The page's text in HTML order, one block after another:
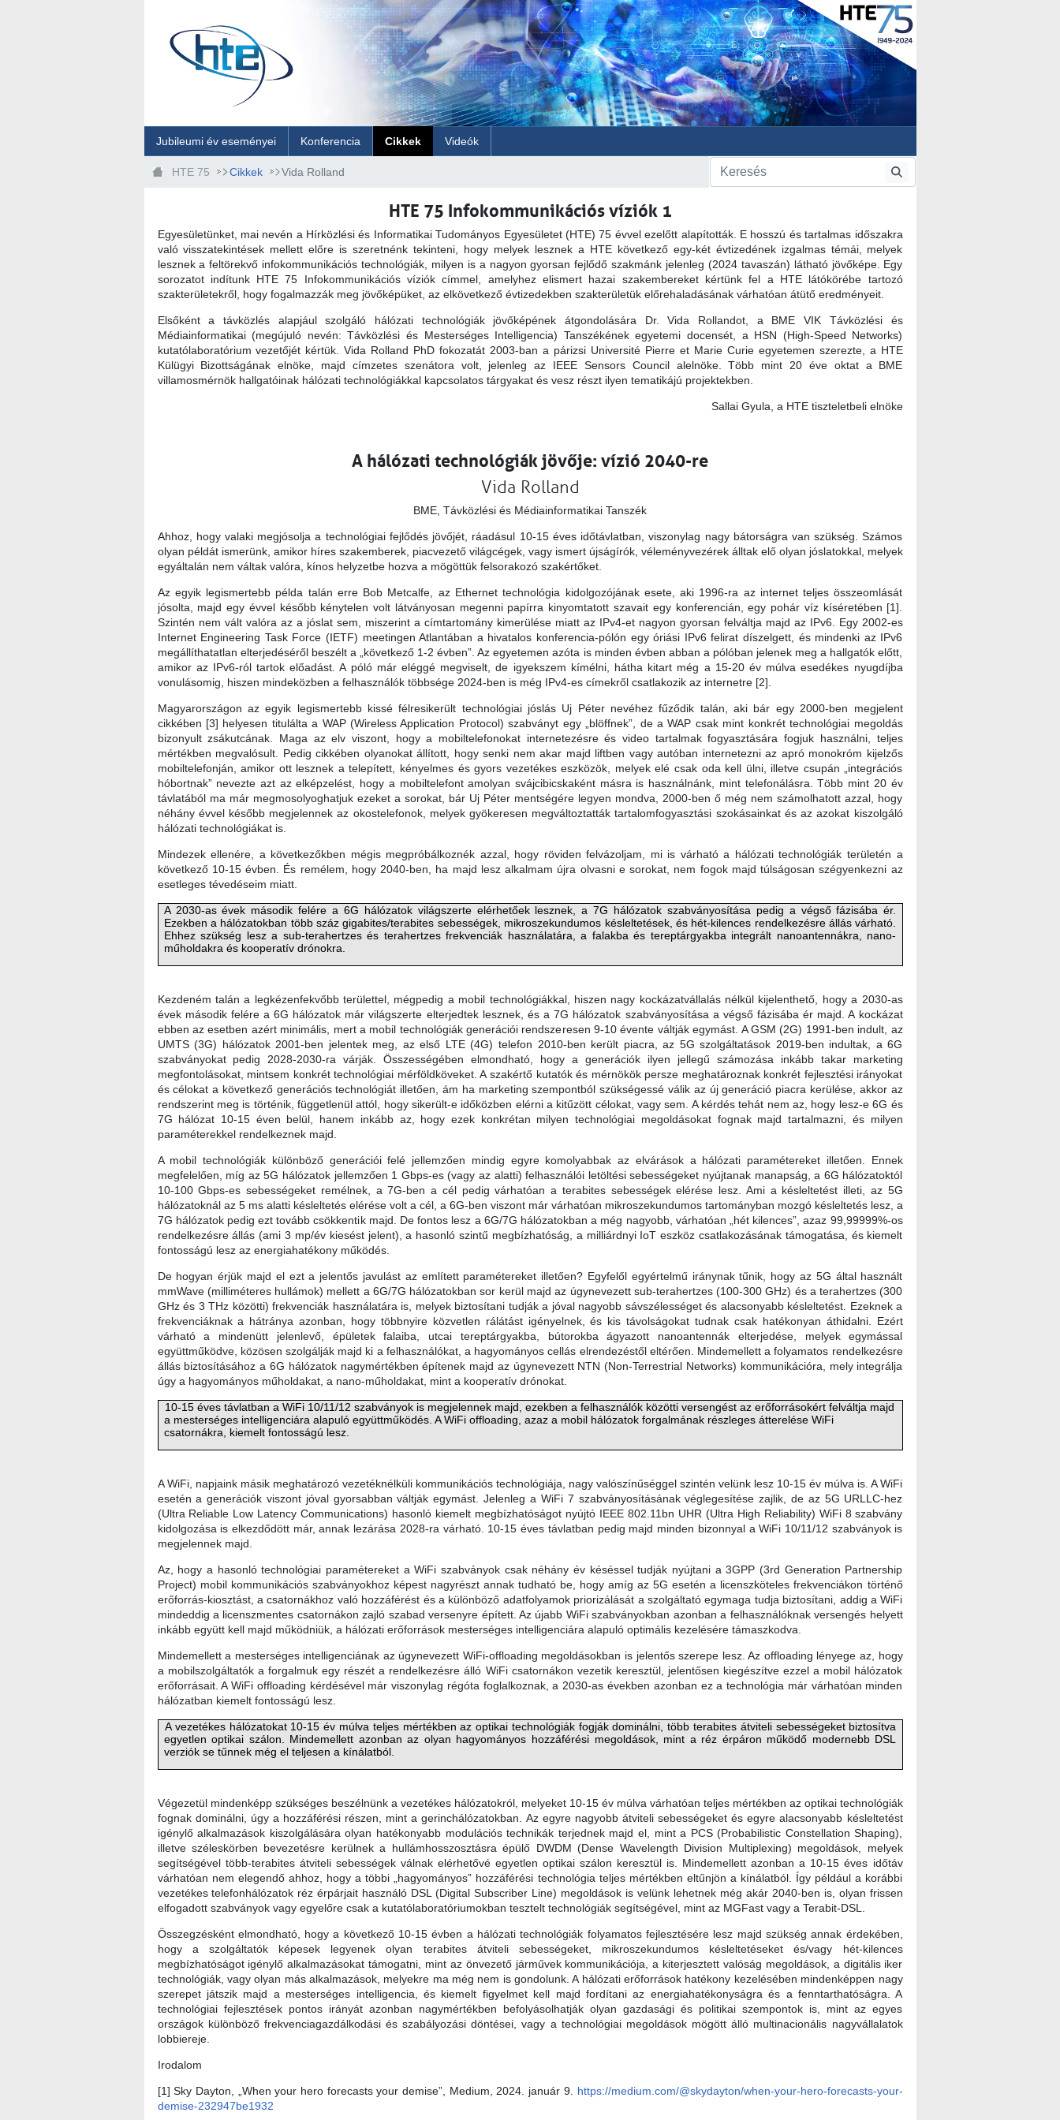
Jubileumi év eseményei Konferencia Cikkek Videók
HTE 75 Cikkek Vida Rolland
HTE 75 Infokommunikációs víziók 1
Egyesületünket, mai nevén a Hírközlési és Informatikai Tudományos Egyesületet (HTE) 75 évvel ezelőtt alapították. E hosszú és tartalmas időszakra
való visszatekintések mellett előre is szeretnénk tekinteni, hogy melyek lesznek a HTE következő egy-két évtizedének izgalmas témái, melyek
lesznek a feltörekvő infokommunikációs technológiák, milyen is a nagyon gyorsan fejlődő szakmánk jelenleg (2024 tavaszán) látható jövőképe. Egy
sorozatot indítunk HTE 75 Infokommunikációs víziók címmel, amelyhez elismert hazai szakembereket kértünk fel a HTE látókörébe tartozó
szakterületekről, hogy fogalmazzák meg jövőképüket, az elkövetkező évtizedekben szakterületük előrehaladásának várhatóan átütő eredményeit.
Elsőként a távközlés alapjául szolgáló hálózati technológiák jövőképének átgondolására Dr. Vida Rollandot, a BME VIK Távközlési és
Médiainformatikai (megújuló nevén: Távközlési és Mesterséges Intelligencia) Tanszékének egyetemi docensét, a HSN (High-Speed Networks)
kutatólaboratórium vezetőjét kértük. Vida Rolland PhD fokozatát 2003-ban a párizsi Université Pierre et Marie Curie egyetemen szerezte, a HTE
Külügyi Bizottságának elnöke, majd címzetes szenátora volt, jelenleg az IEEE Sensors Council alelnöke. Több mint 20 éve oktat a BME
villamosmérnök hallgatóinak hálózati technológiákkal kapcsolatos tárgyakat és vesz részt ilyen tematikájú projektekben.
Sallai Gyula, a HTE tiszteletbeli elnöke
A hálózati technológiák jövője: vízió 2040-re
Vida Rolland
BME, Távközlési és Médiainformatikai Tanszék
Ahhoz, hogy valaki megjósolja a technológiai fejlődés jövőjét, ráadásul 10-15 éves időtávlatban, viszonylag nagy bátorságra van szükség. Számos
olyan példát ismerünk, amikor híres szakemberek, piacvezető világcégek, vagy ismert újságírók, véleményvezérek álltak elő olyan jóslatokkal, melyek
egyáltalán nem váltak valóra, kínos helyzetbe hozva a mögöttük felsorakozó szakértőket.
Az egyik legismertebb példa talán erre Bob Metcalfe, az Ethernet technológia kidolgozójának esete, aki 1996-ra az internet teljes összeomlását
jósolta, majd egy évvel később kénytelen volt látványosan megenni papírra kinyomtatott szavait egy konferencián, egy pohár víz kíséretében [1].
Szintén nem vált valóra az a jóslat sem, miszerint a címtartomány kimerülése miatt az IPv4-et nagyon gyorsan felváltja majd az IPv6. Egy 2002-es
Internet Engineering Task Force (IETF) meetingen Atlantában a hivatalos konferencia-pólón egy óriási IPv6 felirat díszelgett, és mindenki az IPv6
megállíthatatlan elterjedéséről beszélt a „következő 1-2 évben”. Az egyetemen azóta is minden évben abban a pólóban jelenek meg a hallgatók előtt,
amikor az IPv6-ról tartok előadást. A póló már eléggé megviselt, de igyekszem kímélni, hátha kitart még a 15-20 év múlva esedékes nyugdíjba
vonulásomig, hiszen mindeközben a felhasználók többsége 2024-ben is még IPv4-es címekről csatlakozik az internetre [2].
Magyarországon az egyik legismertebb kissé félresikerült technológiai jóslás Uj Péter nevéhez fűződik talán, aki bár egy 2000-ben megjelent
cikkében [3] helyesen titulálta a WAP (Wireless Application Protocol) szabványt egy „blöffnek”, de a WAP csak mint konkrét technológiai megoldás
bizonyult zsákutcának. Maga az elv viszont, hogy a mobiltelefonokat internetezésre és video tartalmak fogyasztására fogjuk használni, teljes
mértékben megvalósult. Pedig cikkében olyanokat állított, hogy senki nem akar majd liftben vagy autóban internetezni az apró monokróm kijelzős
mobiltelefonján, amikor ott lesznek a telepített, kényelmes és gyors vezetékes eszközök, melyek elé csak oda kell ülni, illetve csupán „integrációs
hóbortnak” nevezte azt az elképzelést, hogy a mobiltelefont amolyan svájcibicskaként másra is használnánk, mint telefonálásra. Több mint 20 év
távlatából ma már megmosolyoghatjuk ezeket a sorokat, bár Uj Péter mentségére legyen mondva, 2000-ben ő még nem számolhatott azzal, hogy
néhány évvel később megjelennek az okostelefonok, melyek gyökeresen megváltoztatták tartalomfogyasztási szokásainkat és az azokat kiszolgáló
hálózati technológiákat is.
Mindezek ellenére, a következőkben mégis megpróbálkoznék azzal, hogy röviden felvázoljam, mi is várható a hálózati technológiák területén a
következő 10-15 évben. És remélem, hogy 2040-ben, ha majd lesz alkalmam újra olvasni e sorokat, nem fogok majd túlságosan szégyenkezni az
esetleges tévedéseim miatt.
A 2030-as évek második felére a 6G hálózatok világszerte elérhetőek lesznek, a 7G hálózatok szabványosítása pedig a végső fázisába ér.
Ezekben a hálózatokban több száz gigabites/terabites sebességek, mikroszekundumos késleltetések, és hét-kilences rendelkezésre állás várható.
Ehhez szükség lesz a sub-terahertzes és terahertzes frekvenciák használatára, a falakba és tereptárgyakba integrált nanoantennákra, nano-
műholdakra és kooperatív drónokra.
Kezdeném talán a legkézenfekvőbb területtel, mégpedig a mobil technológiákkal, hiszen nagy kockázatvállalás nélkül kijelenthető, hogy a 2030-as
évek második felére a 6G hálózatok már világszerte elterjedtek lesznek, és a 7G hálózatok szabványosítása a végső fázisába ér majd. A kockázat
ebben az esetben azért minimális, mert a mobil technológiák generációi rendszeresen 9-10 évente váltják egymást. A GSM (2G) 1991-ben indult, az
UMTS (3G) hálózatok 2001-ben jelentek meg, az első LTE (4G) telefon 2010-ben került piacra, az 5G szolgáltatások 2019-ben indultak, a 6G
szabványokat pedig 2028-2030-ra várják. Összességében elmondható, hogy a generációk ilyen jellegű számozása inkább takar marketing
megfontolásokat, mintsem konkrét technológiai mérföldköveket. A szakértő kutatók és mérnökök persze meghatároznak konkrét fejlesztési irányokat
és célokat a következő generációs technológiát illetően, ám ha marketing szempontból szükségessé válik az új generáció piacra kerülése, akkor az
rendszerint meg is történik, függetlenül attól, hogy sikerült-e időközben elérni a kitűzött célokat, vagy sem. A kérdés tehát nem az, hogy lesz-e 6G és
7G hálózat 10‑15 éven belül, hanem inkább az, hogy ezek konkrétan milyen technológiai megoldásokat fognak majd tartalmazni, és milyen
paraméterekkel rendelkeznek majd.
A mobil technológiák különböző generációi felé jellemzően mindig egyre komolyabbak az elvárások a hálózati paramétereket illetően. Ennek
megfelelően, míg az 5G hálózatok jellemzően 1 Gbps-es (vagy az alatti) felhasználói letöltési sebességeket nyújtanak manapság, a 6G hálózatoktól
10-100 Gbps-es sebességeket remélnek, a 7G-ben a cél pedig várhatóan a terabites sebességek elérése lesz. Ami a késleltetést illeti, az 5G
hálózatoknál az 5 ms alatti késleltetés elérése volt a cél, a 6G-ben viszont már várhatóan mikroszekundumos tartományban mozgó késleltetés lesz, a
7G hálózatok pedig ezt tovább csökkentik majd. De fontos lesz a 6G/7G hálózatokban a még nagyobb, várhatóan „hét kilences”, azaz 99,99999%-os
rendelkezésre állás (ami 3 mp/év kiesést jelent), a hasonló szintű megbízhatóság, a milliárdnyi IoT eszköz csatlakozásának támogatása, és kiemelt
fontosságú lesz az energiahatékony működés.
De hogyan érjük majd el ezt a jelentős javulást az említett paramétereket illetően? Egyfelől egyértelmű iránynak tűnik, hogy az 5G által használt
mmWave (milliméteres hullámok) mellett a 6G/7G hálózatokban sor kerül majd az úgynevezett sub-terahertzes (100-300 GHz) és a terahertzes (300
GHz és 3 THz közötti) frekvenciák használatára is, melyek biztosítani tudják a jóval nagyobb sávszélességet és alacsonyabb késleltetést. Ezeknek a
frekvenciáknak a hátránya azonban, hogy többnyire közvetlen rálátást igényelnek, és kis távolságokat tudnak csak hatékonyan áthidalni. Ezért
várható a mindenütt jelenlevő, épületek falaiba, utcai tereptárgyakba, bútorokba ágyazott nanoantennák elterjedése, melyek egymással
együttműködve, közösen szolgálják majd ki a felhasználókat, a hagyományos cellás elrendezéstől eltérően. Mindemellett a folyamatos rendelkezésre
állás biztosításához a 6G hálózatok nagymértékben építenek majd az úgynevezett NTN (Non-Terrestrial Networks) kommunikációra, mely integrálja
úgy a hagyományos műholdakat, a nano-műholdakat, mint a kooperatív drónokat.
10-15 éves távlatban a WiFi 10/11/12 szabványok is megjelennek majd, ezekben a felhasználók közötti versengést az erőforrásokért felváltja majd
a mesterséges intelligenciára alapuló együttműködés. A WiFi offloading, azaz a mobil hálózatok forgalmának részleges átterelése WiFi
csatornákra, kiemelt fontosságú lesz.
A WiFi, napjaink másik meghatározó vezetéknélküli kommunikációs technológiája, nagy valószínűséggel szintén velünk lesz 10-15 év múlva is. A WiFi
esetén a generációk viszont jóval gyorsabban váltják egymást. Jelenleg a WiFi 7 szabványosításának véglegesítése zajlik, de az 5G URLLC‑hez
(Ultra Reliable Low Latency Communications) hasonló kiemelt megbízhatóságot nyújtó IEEE 802.11bn UHR (Ultra High Reliability) WiFi 8 szabvány
kidolgozása is elkezdődött már, annak lezárása 2028-ra várható. 10-15 éves távlatban pedig majd minden bizonnyal a WiFi 10/11/12 szabványok is
megjelennek majd.
Az, hogy a hasonló technológiai paramétereket a WiFi szabványok csak néhány év késéssel tudják nyújtani a 3GPP (3rd Generation Partnership
Project) mobil kommunikációs szabványokhoz képest nagyrészt annak tudható be, hogy amíg az 5G esetén a licenszköteles frekvenciákon történő
erőforrás-kiosztást, a csatornákhoz való hozzáférést és a különböző adatfolyamok priorizálását a szolgáltató egymaga tudja biztosítani, addig a WiFi
mindeddig a licenszmentes csatornákon zajló szabad versenyre épített. Az újabb WiFi szabványokban azonban a felhasználóknak versengés helyett
inkább együtt kell majd működniük, a hálózati erőforrások mesterséges intelligenciára alapuló optimális kezelésére támaszkodva.
Mindemellett a mesterséges intelligenciának az úgynevezett WiFi-offloading megoldásokban is jelentős szerepe lesz. Az offloading lényege az, hogy
a mobilszolgáltatók a forgalmuk egy részét a rendelkezésre álló WiFi csatornákon vezetik keresztül, jelentősen kiegészítve ezzel a mobil hálózatok
erőforrásait. A WiFi offloading kérdésével már viszonylag régóta foglalkoznak, a 2030-as években azonban ez a technológia már várhatóan minden
hálózatban kiemelt fontosságú lesz.
A vezetékes hálózatokat 10-15 év múlva teljes mértékben az optikai technológiák fogják dominálni, több terabites átviteli sebességeket biztosítva
egyetlen optikai szálon. Mindemellett azonban az olyan hagyományos hozzáférési megoldások, mint a réz érpáron működő modernebb DSL
verziók se tűnnek még el teljesen a kínálatból.
Végezetül mindenképp szükséges beszélnünk a vezetékes hálózatokról, melyeket 10-15 év múlva várhatóan teljes mértékben az optikai technológiák
fognak dominálni, úgy a hozzáférési részen, mint a gerinchálózatokban. Az egyre nagyobb átviteli sebességeket és egyre alacsonyabb késleltetést
igénylő alkalmazások kiszolgálására olyan hatékonyabb modulációs technikák terjednek majd el, mint a PCS (Probabilistic Constellation Shaping),
illetve széleskörben bevezetésre kerülnek a hullámhosszosztásra épülő DWDM (Dense Wavelength Division Multiplexing) megoldások, melyek
segítségével több-terabites átviteli sebességek válnak elérhetővé egyetlen optikai szálon keresztül is. Mindemellett azonban a 10-15 éves időtáv
várhatóan nem elegendő ahhoz, hogy a többi „hagyományos” hozzáférési technológia teljes mértékben eltűnjön a kínálatból. Így például a korábbi
vezetékes telefonhálózatok réz érpárjait használó DSL (Digital Subscriber Line) megoldások is velünk lehetnek még akár 2040-ben is, olyan frissen
elfogadott szabványok vagy egyelőre csak a kutatólaboratóriumokban tesztelt technológiák segítségével, mint az MGFast vagy a Terabit-DSL.
Összegzésként elmondható, hogy a következő 10-15 évben a hálózati technológiák folyamatos fejlesztésére lesz majd szükség annak érdekében,
hogy a szolgáltatók képesek legyenek olyan terabites átviteli sebességeket, mikroszekundumos késleltetéseket és/vagy hét-kilences
megbízhatóságot igénylő alkalmazásokat támogatni, mint az önvezető járművek kommunikációja, a kiterjesztett valóság megoldások, a digitális iker
technológiák, vagy olyan más alkalmazások, melyekre ma még nem is gondolunk. A hálózati erőforrások hatékony kezelésében mindenképpen nagy
szerepet játszik majd a mesterséges intelligencia, és kiemelt figyelmet kell majd fordítani az energiahatékonyságra és a fenntarthatóságra. A
technológiai fejlesztések pontos irányát azonban nagymértékben befolyásolhatják olyan gazdasági és politikai szempontok is, mint az egyes
országok különböző frekvenciagazdálkodási és szabályozási döntései, vagy a technológiai megoldások mögött álló multinacionális nagyvállalatok
lobbiereje.
Irodalom
[1] Sky Dayton, „When your hero forecasts your demise”, Medium, 2024. január 9. https://medium.com/@skydayton/when-your-hero-forecasts-your-
demise-232947be1932